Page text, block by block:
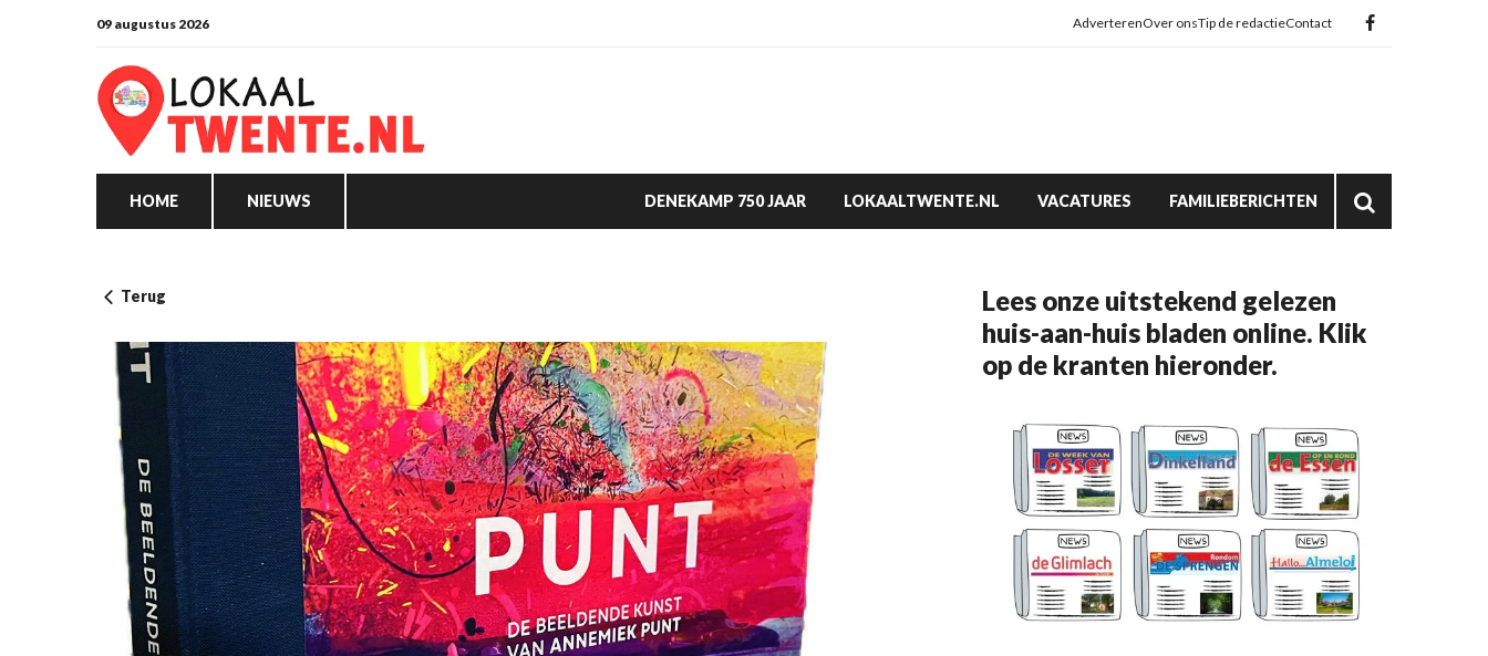
09 augustus 2026 AdverterenOver onsTip de redactieContact
HOME NIEUWS DENEKAMP 750 JAAR LOKAALTWENTE.NL VACATURES FAMILIEBERICHTEN
Terug
Lees onze uitstekend gelezen
huis-aan-huis bladen online. Klik
op de kranten hieronder.